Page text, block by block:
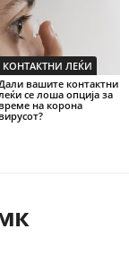
КОНТАКТНИ ЛЕЌИ
вашите контактни
се лоша опција за
време на корона
вирусот?